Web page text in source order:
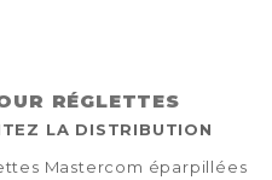
RÉGLETTES
LA DISTRIBUTION
Mastercom éparpillées